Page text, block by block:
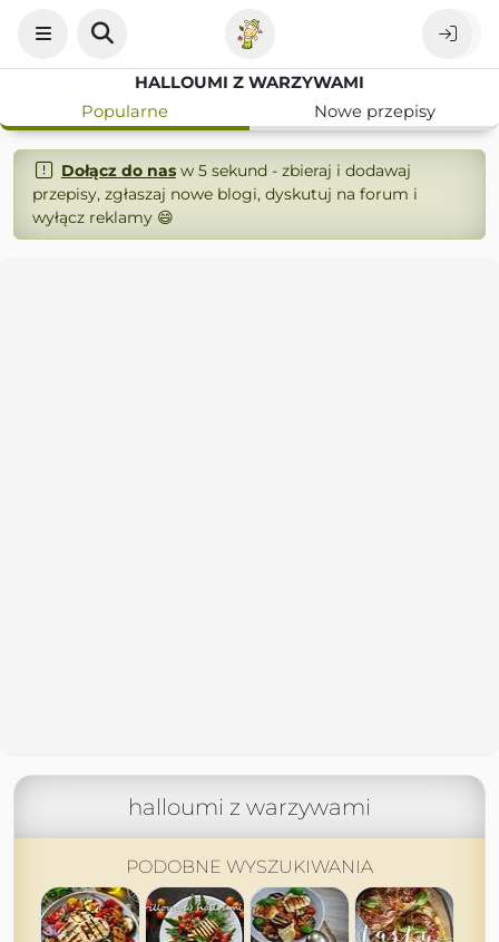
HALLOUMI Z WARZYWAMI
Popularne
Nowe przepisy
Dołącz do nasw 5 sekund - zbieraj i dodawaj
przepisy, zgłaszaj nowe blogi, dyskutuj na forum i
wyłącz reklamy 😄
halloumi z warzywami
PODOBNE WYSZUKIWANIA